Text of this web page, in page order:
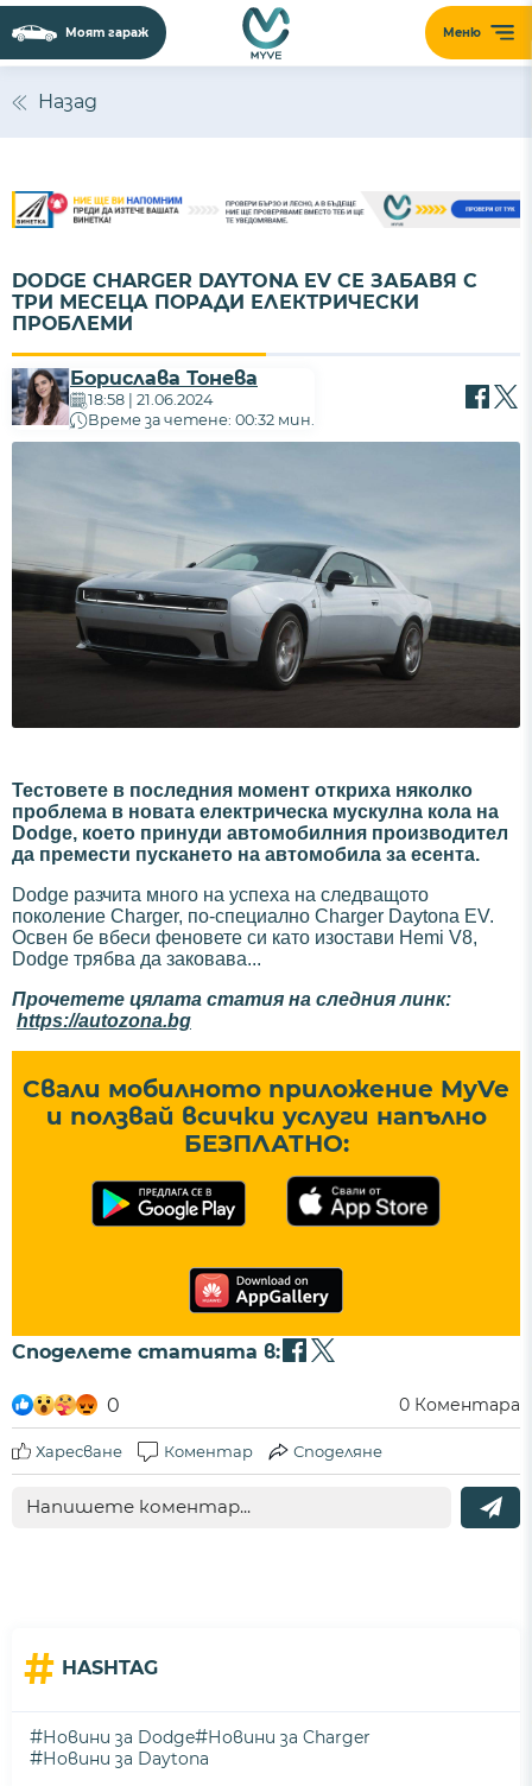
Меню
Моят гараж
Назад
DODGE CHARGER DAYTONA EV СЕ ЗАБАВЯ С
ТРИ МЕСЕЦА ПОРАДИ ЕЛЕКТРИЧЕСКИ
ПРОБЛЕМИ
Борислава Тонева
18:58 | 21.06.2024
Време за четене: 00:32 мин.
Тестовете в последния момент откриха няколко
проблема в новата електрическа мускулна кола на
Dodge, което принуди автомобилния производител
да премести пускането на автомобила за есента.
Dodge разчита много на успеха на следващото
поколение Charger, по-специално Charger Daytona EV.
Освен бе вбеси феновете си като изостави Hemi V8,
Dodge трябва да заковава...
Прочетете цялата статия на следния линк:
https://autozona.bg
Свали мобилното приложение MyVe
и ползвай всички услуги напълно
БЕЗПЛАТНО:
Споделете статията в:
0 0 Коментара
Харесване Коментар Споделяне
# HASHTAG
#Новини за Dodge#Новини за Charger
#Новини за Daytona